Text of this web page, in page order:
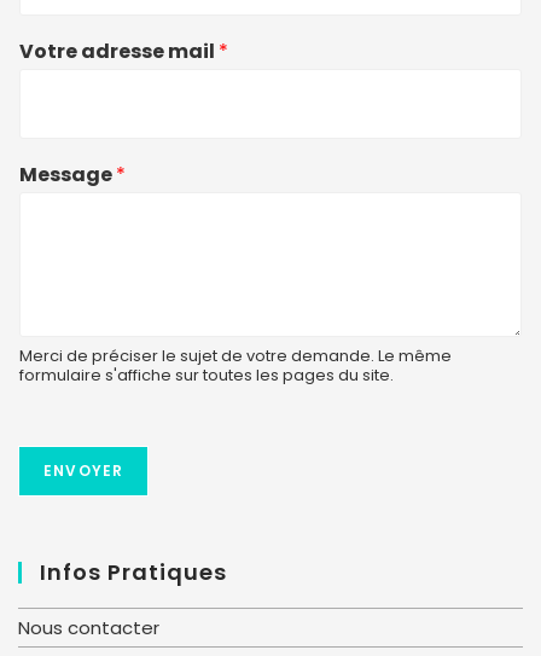
Votre adresse mail *
Message*
Merci de préciser le sujet de votre demande. Le même
formulaire s'affiche sur toutes les pages du site.
ENVOYER
Infos Pratiques
Nous contacter